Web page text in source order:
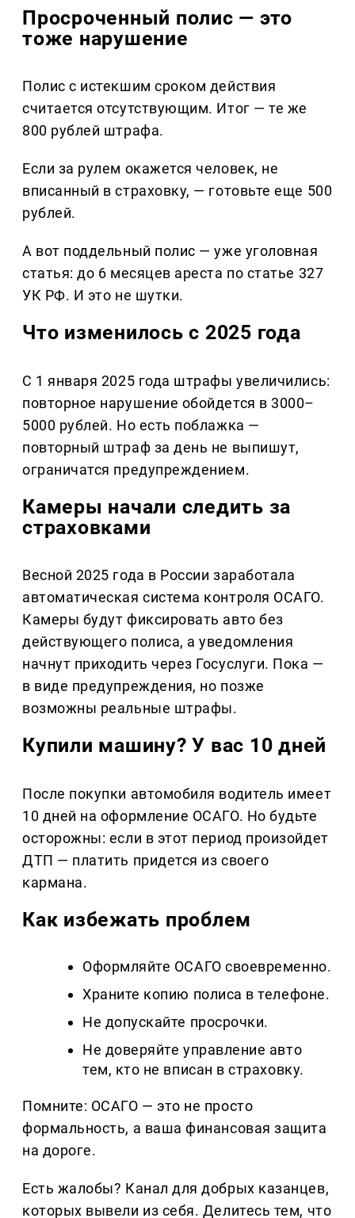
Просроченный полис — это
тоже нарушение
Полис с истекшим сроком действия
считается отсутствующим. Итог — те же
800 рублей штрафа.
Если за рулем окажется человек, не
вписанный в страховку, — готовьте еще 500
рублей.
А вот поддельный полис — уже уголовная
статья: до 6 месяцев ареста по статье 327
УК РФ. И это не шутки.
Что изменилось с 2025 года
С 1 января 2025 года штрафы увеличились:
повторное нарушение обойдется в 3000–
5000 рублей. Но есть поблажка —
повторный штраф за день не выпишут,
ограничатся предупреждением.
Камеры начали следить за
страховками
Весной 2025 года в России заработала
автоматическая система контроля ОСАГО.
Камеры будут фиксировать авто без
действующего полиса, а уведомления
начнут приходить через Госуслуги. Пока —
в виде предупреждения, но позже
возможны реальные штрафы.
Купили машину? У вас 10 дней
После покупки автомобиля водитель имеет
10 дней на оформление ОСАГО. Но будьте
осторожны: если в этот период произойдет
ДТП — платить придется из своего
кармана.
Как избежать проблем
Оформляйте ОСАГО своевременно.
Храните копию полиса в телефоне.
Не допускайте просрочки.
Не доверяйте управление авто
тем, кто не вписан в страховку.
Помните: ОСАГО — это не просто
формальность, а ваша финансовая защита
на дороге.
Есть жалобы? Канал для добрых казанцев,
которых вывели из себя. Делитеcь тем, что